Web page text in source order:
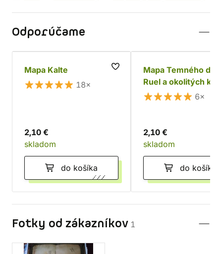
Odporúčame
Mapa Kalte
18×
2,10 €
skladom
do košíka
Mapa Temného
Ruel a okolitých
6×
2,10 €
skladom
do košíka
Fotky od zákazníkov 1